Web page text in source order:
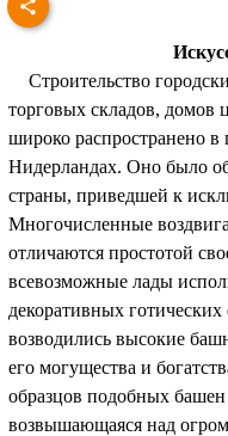
Строительство
торговых складов,
широко распространено в
Нидерландах. Оно было
страны, приведшей к
Многочисленные
отличаются простотой
всевозможные лады
декоративных
возводились высокие
его могущества и
образцов подобных
возвышающаяся над